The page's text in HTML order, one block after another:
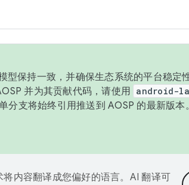
型保持一致，并确保生态系统的平台稳定
并为其贡献代码，请使用 android-
分支将始终引用推送到 AOSP 的最新版
内容翻译成您偏好的语言。AI 翻译可